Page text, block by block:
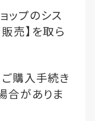
ップのシス
売】を取ら
ご購入手続き
合がありま